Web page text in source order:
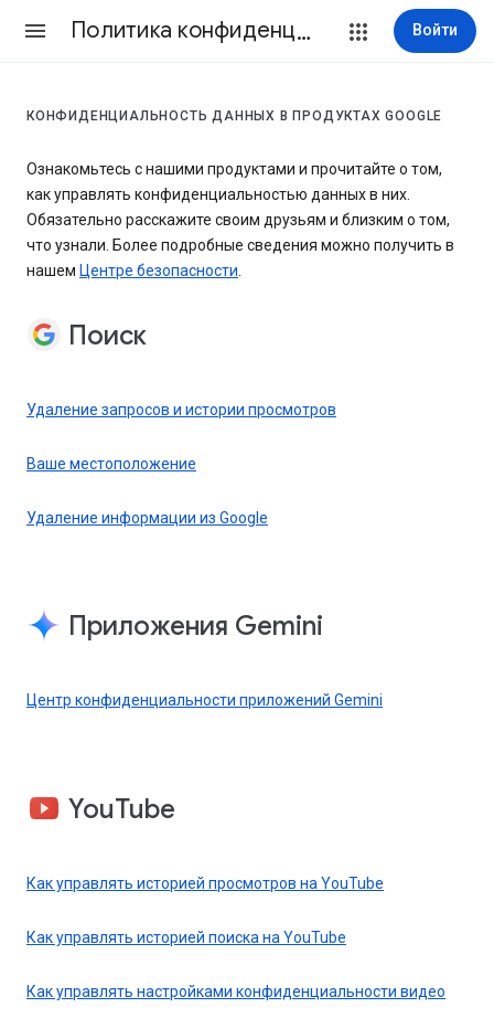
Политика конфиденциальности и Условия использования Войти
КОНФИДЕНЦИАЛЬНОСТЬ ДАННЫХ В ПРОДУКТАХ GOOGLE
Ознакомьтесь с нашими продуктами и прочитайте о том,
как управлять конфиденциальностью данных в них.
Обязательно расскажите своим друзьям и близким о том,
что узнали. Более подробные сведения можно получить в
нашем Центре безопасности.
Поиск
Удаление запросов и истории просмотров
Ваше местоположение
Удаление информации из Google
Приложения Gemini
Центр конфиденциальности приложений Gemini
YouTube
Как управлять историей просмотров на YouTube
Как управлять историей поиска на YouTube
Как управлять настройками конфиденциальности видео